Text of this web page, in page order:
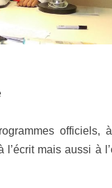
officiels,
l’écrit mais aussi à